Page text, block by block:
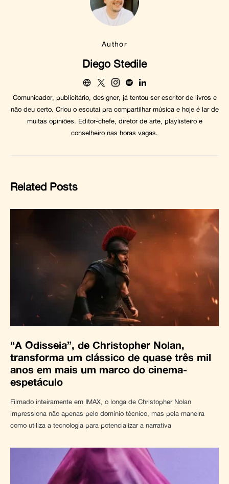
Author
Diego Stedile
Comunicador, publicitário, designer, já tentou ser escritor de livros e
não deu certo. Criou o escutai pra compartilhar música e hoje é lar de
muitas opiniões. Editor-chefe, diretor de arte, playlisteiro e
conselheiro nas horas vagas.
Related Posts
“A Odisseia”, de Christopher Nolan,
transforma um clássico de quase três mil
anos em mais um marco do cinema-
espetáculo
Filmado inteiramente em IMAX, o longa de Christopher Nolan
impressiona não apenas pelo domínio técnico, mas pela maneira
como utiliza a tecnologia para potencializar a narrativa